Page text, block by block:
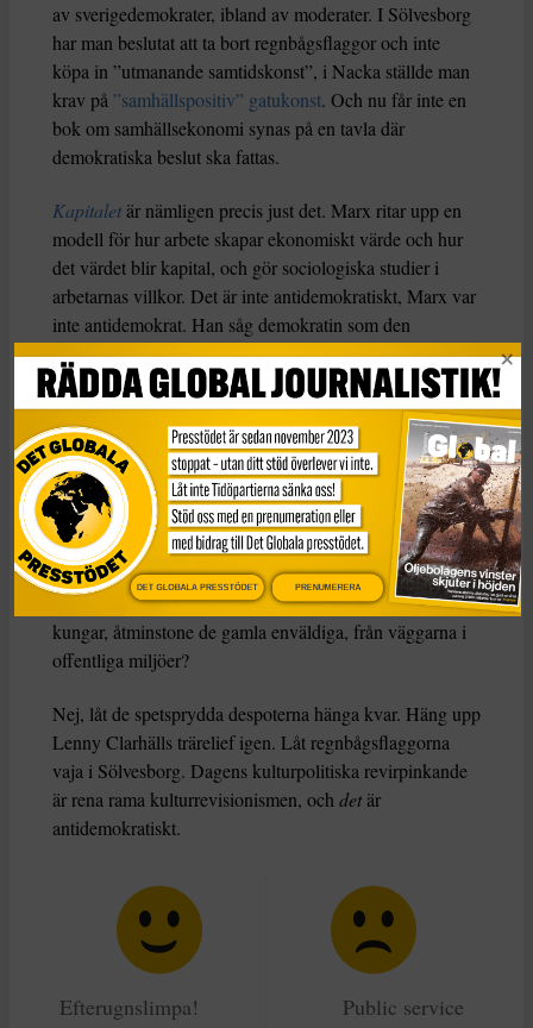
av sverigedemokrater, ibland av moderater. I Sölvesborg
har man beslutat att ta bort regnbågsflaggor och inte
köpa in ”utmanande samtidskonst”, i Nacka ställde man
krav på ”samhällspositiv” gatukonst. Och nu får inte en
bok om samhällsekonomi synas på en tavla där
demokratiska beslut ska fattas.
Kapitaletär nämligen precis just det. Marx ritar upp en
modell för hur arbete skapar ekonomiskt värde och hur
det värdet blir kapital, och gör sociologiska studier i
arbetarnas villkor. Det är inte antidemokratiskt, Marx var
inte antidemokrat. Han såg demokratin som den
viktigaste vägen till socialism.
För Moderaterna är det en väg till något annat, för så är
det ju med demokrati: man kan tycka olika. Men deras
egna demokratiska värderingar har inga djupare rötter i
historien. Allmän och lika rösträtt var de emot, och 1919,
för hundra år sedan, röstade de nej till kvinnlig rösträtt.
Så ska EmmaFeldman egentligen få hänga i
kommunhuset? Ska vi inte också ta ner porträtt av
kungar, åtminstone de gamla enväldiga, från väggarna i
offentliga miljöer?
Nej, låt de spetsprydda despoterna hänga kvar. Häng upp
Lenny Clarhälls trärelief igen. Låt regnbågsflaggorna
vaja i Sölvesborg. Dagens kulturpolitiska revirpinkande
är rena rama kulturrevisionismen, och detär
antidemokratiskt.
Efterugnslimpa!
Public service
DET GLOBALA PRESSTÖDET PRENUMERERA